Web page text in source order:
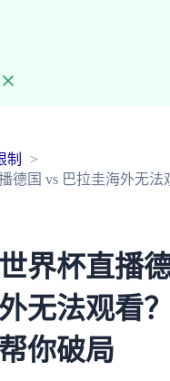
制
德国 vs 巴拉圭海外无法
界杯直播
无法观看
你破局